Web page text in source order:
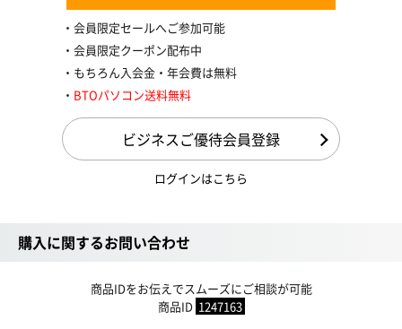
会員限定セールへご参加可能
会員限定クーポン配布中
もちろん入会金・年会費は無料
BTOパソコン送料無料
ビジネスご優待会員登録
ログインはこちら
購入に関するお問い合わせ
商品IDをお伝えでスムーズにご相談が可能
商品ID 1247163